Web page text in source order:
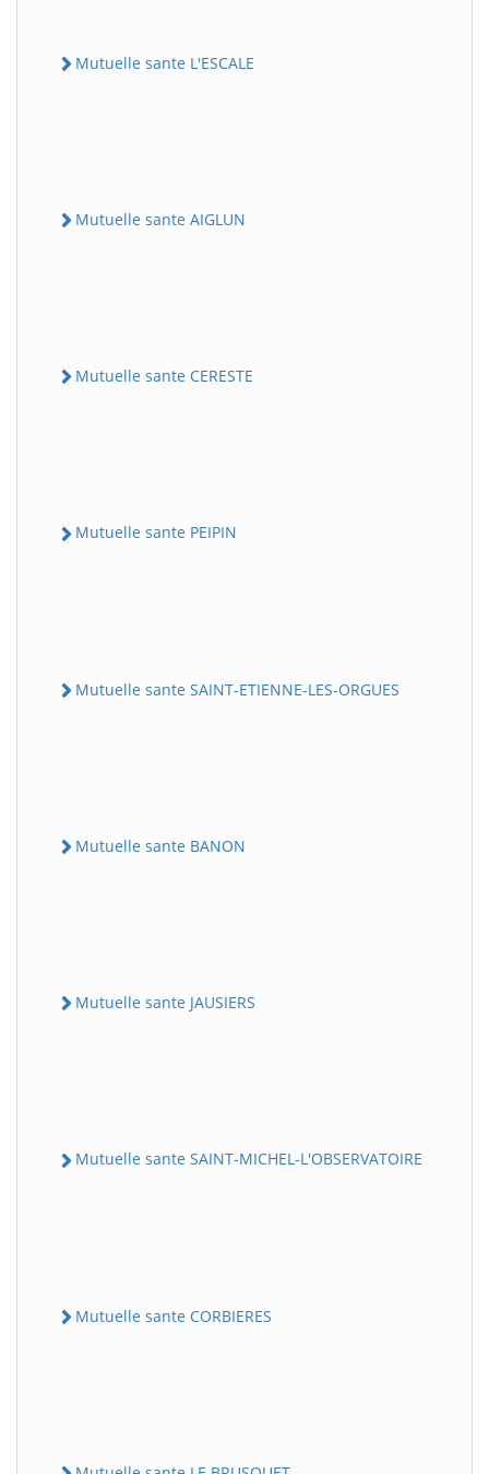
Mutuelle sante L'ESCALE
Mutuelle sante AIGLUN
Mutuelle sante CERESTE
Mutuelle sante PEIPIN
Mutuelle sante SAINT-ETIENNE-LES-ORGUES
Mutuelle sante BANON
Mutuelle sante JAUSIERS
Mutuelle sante SAINT-MICHEL-L'OBSERVATOIRE
Mutuelle sante CORBIERES